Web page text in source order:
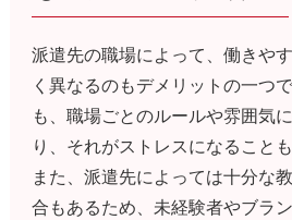
派遣先の職場によって、働きや
く異なるのもデメリットの一つ
も、職場ごとのルールや雰囲気
り、それがストレスになることも
また、派遣先によっては十分な
合もあるため、未経験者やブラ